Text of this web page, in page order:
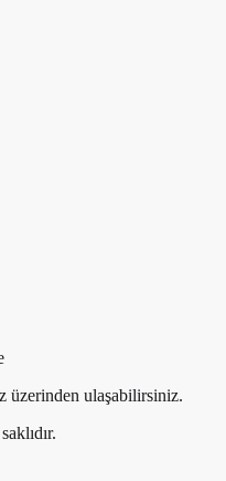
üzerinden ulaşabilirsiniz.